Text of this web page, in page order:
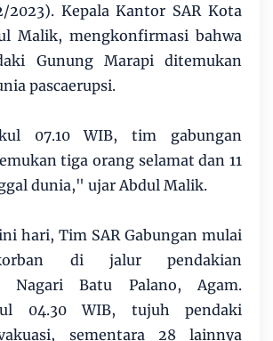
2023). Kepala Kantor SAR Kota
Malik, mengkonfirmasi bahwa
Gunung Marapi ditemukan
pascaerupsi.
07.10 WIB, tim gabungan
tiga orang selamat dan 11
dunia," ujar Abdul Malik.
hari, Tim SAR Gabungan mulai
di jalur pendakian
Nagari Batu Palano, Agam.
04.30 WIB, tujuh pendaki
sementara 28 lainnya